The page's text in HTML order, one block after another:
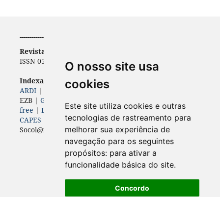
O nosso site usa
cookies
Este site utiliza cookies e outras
tecnologias de rastreamento para
melhorar sua experiência de
navegação para os seguintes
propósitos: para ativar a
funcionalidade básica do site.
Concordo
-----------------------------------------------------------
Revista de Economia
ISSN 0556-5782 | e-ISSN 2316-9397
Indexadores (Bases, diretórios e portais)
ARDI| |Diadorim|Dimensions
EZB | Genamics
free | Latindex|LivRe |OAJI| Open Air |Periódicos
CAPES
ROAD|Sherpa Romeo|
Socol@r |
Sumários|World Wide Science